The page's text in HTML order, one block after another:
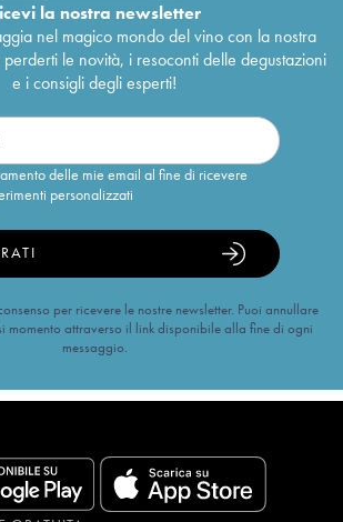
la nostra newsletter
nel magico mondo del vino con la nostra
le novità, i resoconti delle degustazioni
e i consigli degli esperti!
delle mie email al fine di ricevere
personalizzati
per ricevere le nostre newsletter. Puoi annullare
momento attraverso il link disponibile alla fine di ogni
messaggio.